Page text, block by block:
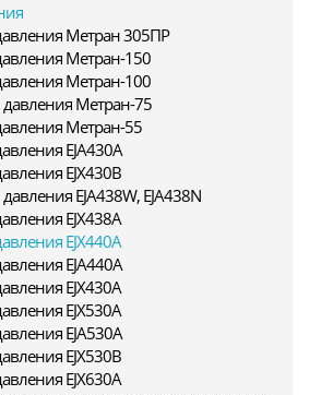
Метран 305ПР
Метран-150
Метран-100
Метран-75
Метран-55
EJA430A
EJX430B
EJA438W, EJA438N
EJX438A
EJX440A
EJA440A
EJX430A
EJX530A
EJA530A
EJX530B
EJX630A